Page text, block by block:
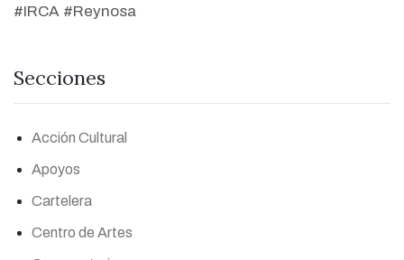
#IRCA #Reynosa
Secciones
Acción Cultural
Apoyos
Cartelera
Centro de Artes